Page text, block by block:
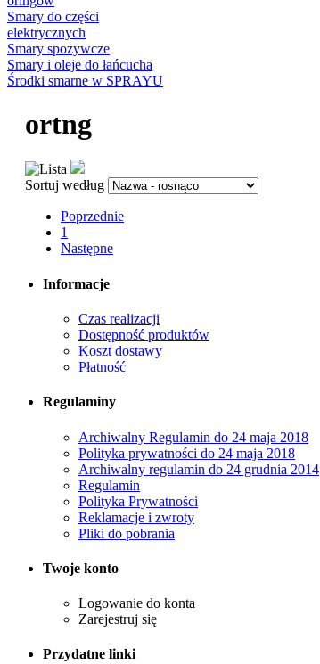
Smary do części
elektrycznych
Smary spożywcze
Smary i oleje do łańcucha
Środki smarne w SPRAYU
ortng
Sortuj według
Poprzednie
1
Następne
Informacje
Czas realizacji
Dostępność produktów
Koszt dostawy
Płatność
Regulaminy
Archiwalny Regulamin do 24 maja 2018
Polityka prywatności do 24 maja 2018
Archiwalny regulamin do 24 grudnia 2014
Regulamin
Polityka Prywatności
Reklamacje i zwroty
Pliki do pobrania
Twoje konto
Logowanie do konta
Zarejestruj się
Przydatne linki